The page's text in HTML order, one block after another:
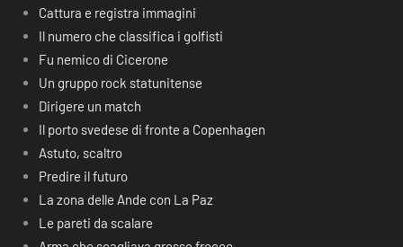
Cattura e registra immagini
Il numero che classifica i golfisti
Fu nemico di Cicerone
Un gruppo rock statunitense
Dirigere un match
Il porto svedese di fronte a Copenhagen
Astuto, scaltro
Predire il futuro
La zona delle Ande con La Paz
Le pareti da scalare